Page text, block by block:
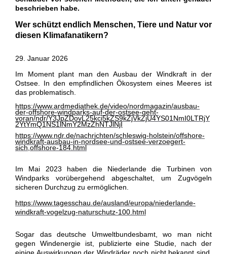
beschrieben habe.
Wer schützt endlich Menschen, Tiere und Natur vor
diesen Klimafanatikern?
29. Januar 2026
Im Moment plant man den Ausbau der Windkraft in der
Ostsee. In den empfindlichen Ökosystem eines Meeres ist
das problematisch.
https://www.ardmediathek.de/video/nordmagazin/ausbau-
der-offshore-windparks-auf-der-ostsee-geht-
voran/ndr/Y3JpZDovL25kci5kZS9kZjVkZjU4YS01NmI0LTRjY
2YtYmQ1NS1lNmY2MzZhNTJlNjI
https://www.ndr.de/nachrichten/schleswig-holstein/offshore-
windkraft-ausbau-in-nordsee-und-ostsee-verzoegert-
sich,offshore-184.html
Im Mai 2023 haben die Niederlande die Turbinen von
Windparks vorübergehend abgeschaltet, um Zugvögeln
sicheren Durchzug zu ermöglichen.
https://www.tagesschau.de/ausland/europa/niederlande-
windkraft-vogelzug-naturschutz-100.html
Sogar das deutsche Umweltbundesbamt, wo man nicht
gegen Windenergie ist, publizierte eine Studie, nach der